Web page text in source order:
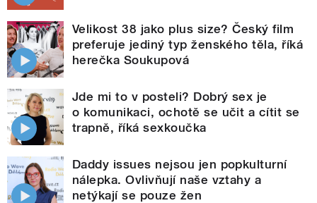
Velikost 38 jako plus size? Český film
preferuje jediný typ ženského těla, říká
herečka Soukupová
Jde mi to v posteli? Dobrý sex je
o komunikaci, ochotě se učit a cítit se
trapně, říká sexkoučka
Daddy issues nejsou jen popkulturní
nálepka. Ovlivňují naše vztahy a
netýkají se pouze žen